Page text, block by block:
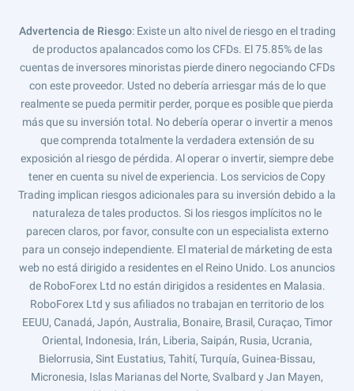
Advertencia de Riesgo: Existe un alto nivel de riesgo en el trading
de productos apalancados como los CFDs. El 75.85% de las
cuentas de inversores minoristas pierde dinero negociando CFDs
con este proveedor. Usted no debería arriesgar más de lo que
realmente se pueda permitir perder, porque es posible que pierda
más que su inversión total. No debería operar o invertir a menos
que comprenda totalmente la verdadera extensión de su
exposición al riesgo de pérdida. Al operar o invertir, siempre debe
tener en cuenta su nivel de experiencia. Los servicios de Copy
Trading implican riesgos adicionales para su inversión debido a la
naturaleza de tales productos. Si los riesgos implícitos no le
parecen claros, por favor, consulte con un especialista externo
para un consejo independiente. El material de márketing de esta
web no está dirigido a residentes en el Reino Unido. Los anuncios
de RoboForex Ltd no están dirigidos a residentes en Malasia.
RoboForex Ltd y sus afiliados no trabajan en territorio de los
EEUU, Canadá, Japón, Australia, Bonaire, Brasil, Curaçao, Timor
Oriental, Indonesia, Irán, Liberia, Saipán, Rusia, Ucrania,
Bielorrusia, Sint Eustatius, Tahití, Turquía, Guinea-Bissau,
Micronesia, Islas Marianas del Norte, Svalbard y Jan Mayen,